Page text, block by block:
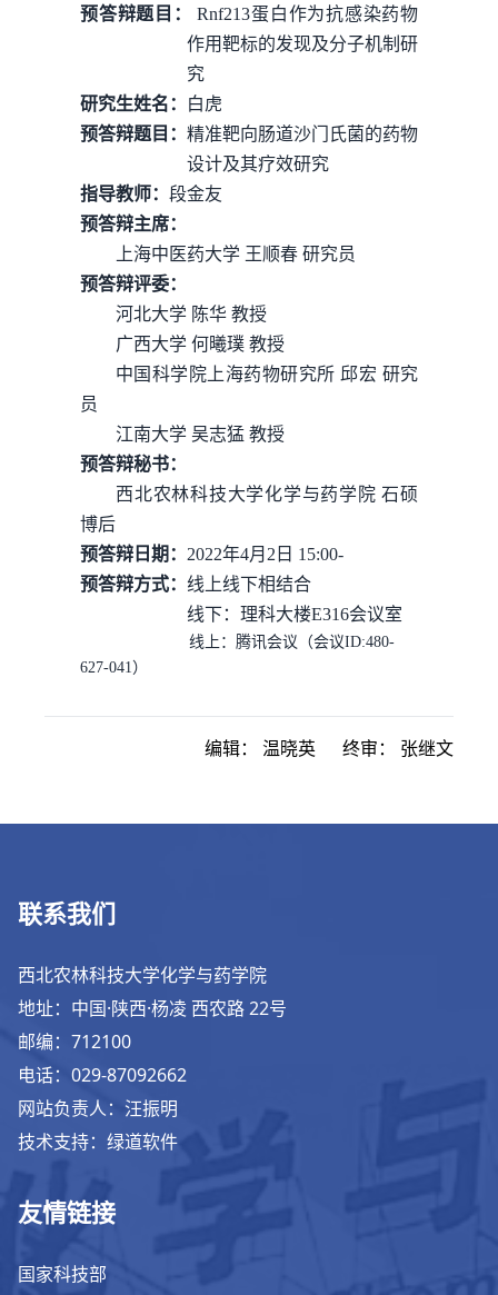
预答辩题目：
Rnf213蛋白作为抗感染药物
作用靶标的发现及分子机制研
究
研究生姓名：
白虎
预答辩题目： 精准靶向肠道沙门氏菌的药物
设计及其疗效研究
指导教师： 段金友
预答辩主席：
上海中医药大学 王顺春 研究员
预答辩评委：
河北大学 陈华 教授
广西大学 何曦璞 教授
中国科学院上海药物研究所 邱宏 研究
员
江南大学 吴志猛 教授
预答辩秘书：
西北农林科技大学化学与药学院 石硕
博后
预答辩日期： 2022年4月 2 日 15:00-
预答辩方式： 线 上线下相结合
线下： 理科大楼E316会议室
线上： 腾讯会议 （会议ID:480-
627-041）
编辑： 温晓英 终审： 张继文
联系我们
西北农林科技大学化学与药学院
地址：中国·陕西·杨凌 西农路 22号
邮编：712100
电话：029-87092662
网站负责人：汪振明
技术支持：绿道软件
友情链接
国家科技部